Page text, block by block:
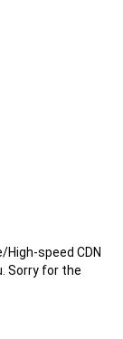
speed CDN
Sorry for the